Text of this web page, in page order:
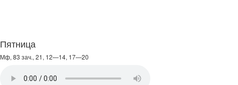
Пятница
Мф, 83 зач., 21, 12—14, 17—20